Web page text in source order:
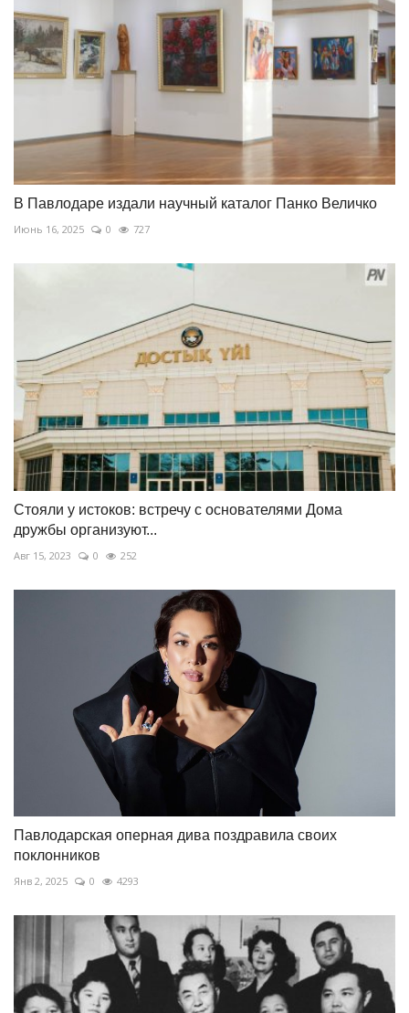
В Павлодаре издали научный каталог Панко Величко
Июнь 16, 2025 0 727
Стояли у истоков: встречу с основателями Дома
дружбы организуют...
Авг 15, 2023 0 252
Павлодарская оперная дива поздравила своих
поклонников
Янв 2, 2025 0 4293